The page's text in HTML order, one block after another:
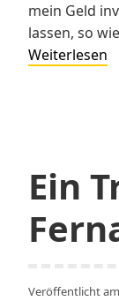
mein Geld
lassen, so
Weiterlesen
Ein
Veröffentlicht am